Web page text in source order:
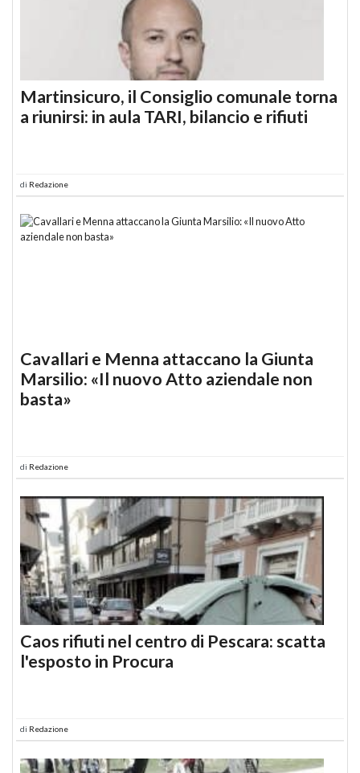
Martinsicuro, il Consiglio comunale torna
a riunirsi: in aula TARI, bilancio e rifiuti
di Redazione
Cavallari e Menna attaccano la Giunta
Marsilio: «Il nuovo Atto aziendale non
basta»
di Redazione
Caos rifiuti nel centro di Pescara: scatta
l'esposto in Procura
di Redazione